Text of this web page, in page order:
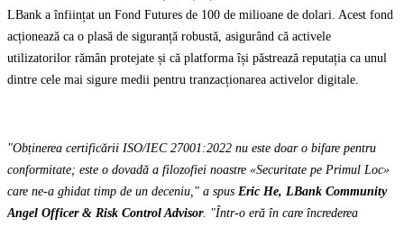
LBank a înființat un Fond Futures de 100 de milioane de dolari. Acest fond
acționează ca o plasă de siguranță robustă, asigurând că activele
utilizatorilor rămân protejate și că platforma își păstrează reputația ca unul
dintre cele mai sigure medii pentru tranzacționarea activelor digitale.
"Obținerea certificării ISO/IEC 27001:2022 nu este doar o bifare pentru
conformitate; este o dovadă a filozofiei noastre «Securitate pe Primul Loc»
care ne-a ghidat timp de un deceniu," a spus Eric He, LBank Community
Angel Officer & Risk Control Advisor. "Într-o eră în care încrederea